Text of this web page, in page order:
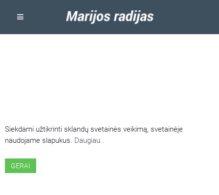
Siekdami užtikrinti sklandų svetainės veikimą, svetainėje
naudojame slapukus. Daugiau..
GERAI